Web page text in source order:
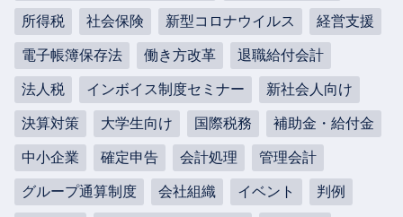
所得税 社会保険 新型コロナウイルス 経営支援
電子帳簿保存法 働き方改革 退職給付会計
法人税 インボイス制度セミナー 新社会人向け
決算対策 大学生向け 国際税務 補助金・給付金
中小企業 確定申告 会計処理 管理会計
グループ通算制度 会社組織 イベント 判例